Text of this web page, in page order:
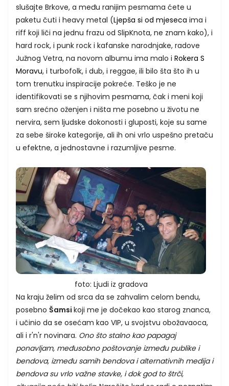
slušajte Brkove, a među ranijim pesmama ćete u
paketu čuti i heavy metal (Ljepša si od mjeseca ima i
riff koji liči na jednu frazu od SlipKnota, ne znam kako), i
hard rock, i punk rock i kafanske narodnjake, radove
Južnog Vetra, na novom albumu ima malo i Rokera S
Moravu, i turbofolk, i dub, i reggae, ili bilo šta što ih u
tom trenutku inspiracije pokreće. Teško je ne
identifikovati se s njihovim pesmama, čak i meni koji
sam srećno oženjen i ništa me posebno u životu ne
nervira, sem ljudske dokonosti i gluposti, koje su same
za sebe široke kategorije, ali ih oni vrlo uspešno pretaču
u efektne, a jednostavne i razumljive pesme.
foto: Ljudi iz gradova
Na kraju želim od srca da se zahvalim celom bendu,
posebno Šamsi koji me je dočekao kao starog znanca,
i učinio da se osećam kao VIP, u svojstvu obožavaoca,
ali i r'n'r novinara. Ono što stalno kao papagaj
ponavljam, međusobno poštovanje između publike i
bendova, između samih bendova i alternativnih medija i
bendova su vrlo važne stavke, i dok god to štrči,